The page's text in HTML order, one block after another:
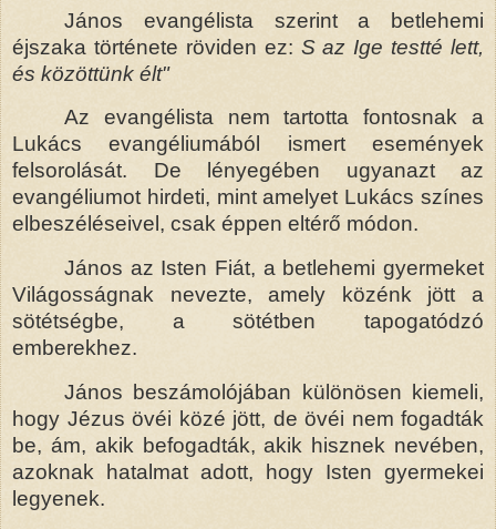
János evangélista szerint a betlehemi
éjszaka története röviden ez: S az Ige testté lett,
és közöttünk élt"
Az evangélista nem tartotta fontosnak a
Lukács evangéliumából ismert események
felsorolását. De lényegében ugyanazt az
evangéliumot hirdeti, mint amelyet Lukács színes
elbeszéléseivel, csak éppen eltérő módon.
János az Isten Fiát, a betlehemi gyermeket
Világosságnak nevezte, amely közénk jött a
sötétségbe, a sötétben tapogatódzó
emberekhez.
János beszámolójában különösen kiemeli,
hogy Jézus övéi közé jött, de övéi nem fogadták
be, ám, akik befogadták, akik hisznek nevében,
azoknak hatalmat adott, hogy Isten gyermekei
legyenek.